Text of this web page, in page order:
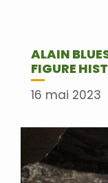
ALAIN
FIGURE
16 mai 2023